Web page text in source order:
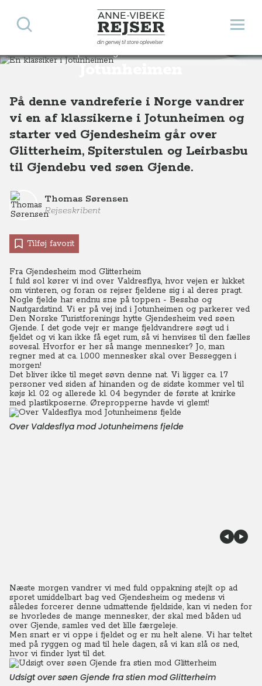
Anne-Vibeke Rejser
din genvej til store oplevelser
Åbn
Søg
En klassiker i
Jotunheimen
Destinationer Europa Norge En klassiker i Jotunheimen, Norge
På denne vandreferie i Norge vandrer
vi en af klassikerne i Jotunheimen og
starter ved Gjendesheim går over
Glitterheim, Spiterstulen og Leirbasbu
til Gjendebu ved søen Gjende.
Thomas Sørensen
Rejseskribent
Tilføj favorit
Fra Gjendesheim mod Glitterheim
I fuld sol kører vi ind over Valdresflya, hvor vejen er lukket
om vinteren, og foran os rejser fjeldene sig i al deres pragt.
Nogle fjelde har endnu sne på toppen - Besshø og
Nautgardstind. Vi er på vej ind i Jotunheimen og parkerer ved
Den Norske Turistforenings hytte Gjendesheim ved søen
Gjende. I det gode vejr er mange fjeldvandrere søgt ud i
fjeldet og vi kan ikke få eget rum, så vi henvises til den fælles
sovesal. Hvorfor er her så mange mennesker? Jo, man
regner med at ca. 1.000 mennesker skal over Besseggen i
morgen!
Det bliver ikke til meget søvn denne nat. Vi ligger ca. 17
personer ved siden af hinanden og de sidste kommer vel til
køjs kl. 02 og allerede kl. 04 begynder de første at knirke
med plastikposerne. Ørepropperne havde vi glemt!
Over Valdesflya mod Jotunheimens fjelde
Næste morgen vandrer vi med fuld oppakning stejlt op ad
sporet umiddelbart bag ved Gjendesheim og medens vi
således forcerer denne udmattende fjeldside, kan vi neden for
se hvorledes de mange mennesker, der skal med båden ud
over Gjende, samles ved det lille færgeleje.
Men snart er vi oppe i fjeldet og er nu helt alene. Vi har teltet
med på ryggen og mad til hele dagen, så vi kan slå os ned,
hvor vi finder lyst til det.
Udsigt over søen Gjende fra stien mod Glitterheim